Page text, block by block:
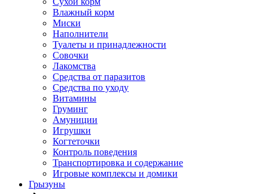
Влажный корм
Миски
Наполнители
Туалеты и принадлежности
Совочки
Лакомства
Средства от паразитов
Средства по уходу
Витамины
Груминг
Амуниции
Игрушки
Когтеточки
Контроль поведения
Транспортировка и содержание
Игровые комплексы и домики
Грызуны